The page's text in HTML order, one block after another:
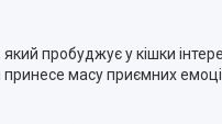
пробуджує у кішки
масу приємних